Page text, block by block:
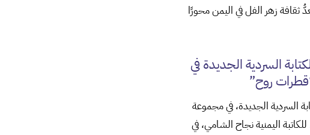
ثقافة زهر الفل في اليمن محورًا
السردية الجديدة في
روح”
السردية الجديدة، في مجموعة
اليمنية نجاح الشامي، في